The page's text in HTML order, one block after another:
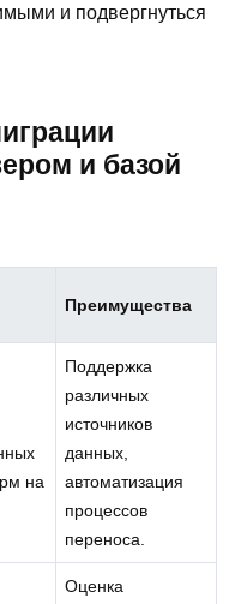
и подвергнуться
и базой
Преимущества
на
Поддержка
различных
источников
данных,
автоматизация
процессов
переноса.
Оценка